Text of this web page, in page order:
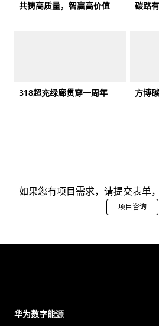
共铸高质量，智赢高价值 碳路
318超充绿廊贯穿一周年 方博
如果您有项目需求，请提交表单
项目咨询
华为数字能源